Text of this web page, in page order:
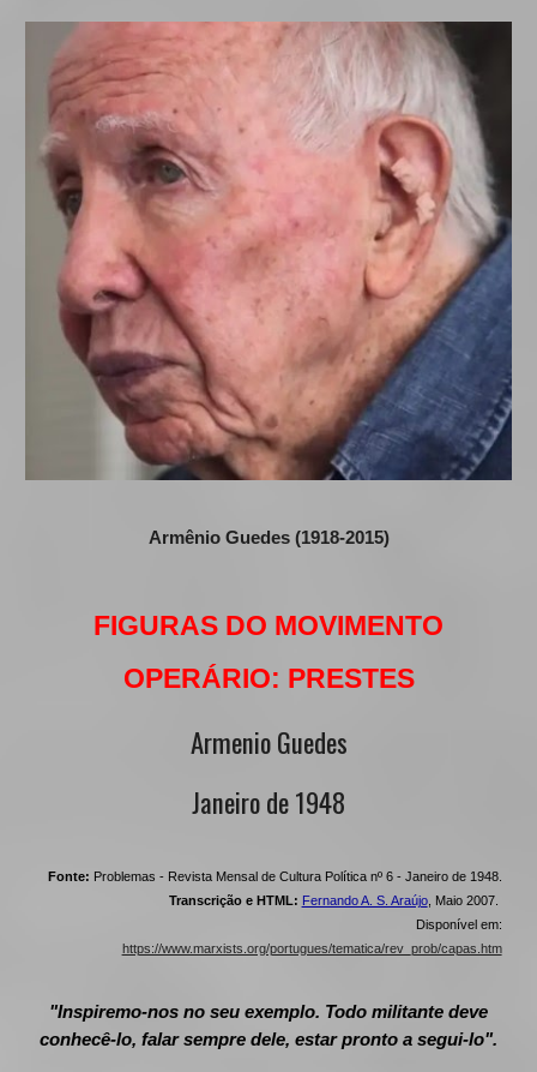
Armênio Guedes (1918-2015)
FIGURAS DO MOVIMENTO
OPERÁRIO: PRESTES
Armenio Guedes
Janeiro de 1948
Fonte: Problemas - Revista Mensal de Cultura Política nº 6 - Janeiro de 1948.
Transcrição e HTML: Fernando A. S. Araújo, Maio 2007.
Disponível em:
https://www.marxists.org/portugues/tematica/rev_prob/capas.htm
"Inspiremo-nos no seu exemplo. Todo militante deve
conhecê-lo, falar sempre dele, estar pronto a segui-lo".